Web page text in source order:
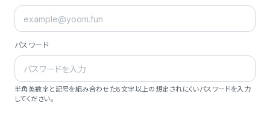
パスワード
半角英数字と記号を組み合わせた8文字以上の想定されにくいパスワードを入力
してください。